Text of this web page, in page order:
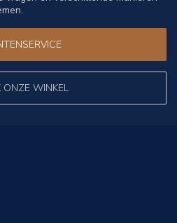
ONZE WINKEL